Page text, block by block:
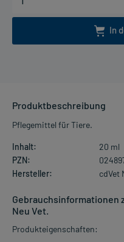
In
Produktbeschreibung
Pflegemittel für Tiere.
Inhalt:
20 ml
PZN:
Hersteller:
cdVet
Gebrauchsinformationen
Neu Vet.
Produkteigenschaften: